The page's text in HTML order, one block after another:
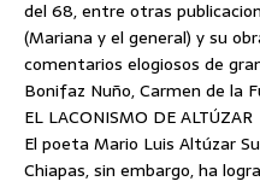
del 68, entre otras
(Mariana y el general) y su
comentarios elogiosos de
Bonifaz Nuño, Carmen de la
EL LACONISMO DE ALTÚZAR
El poeta Mario Luis Altúzar
Chiapas, sin embargo, ha